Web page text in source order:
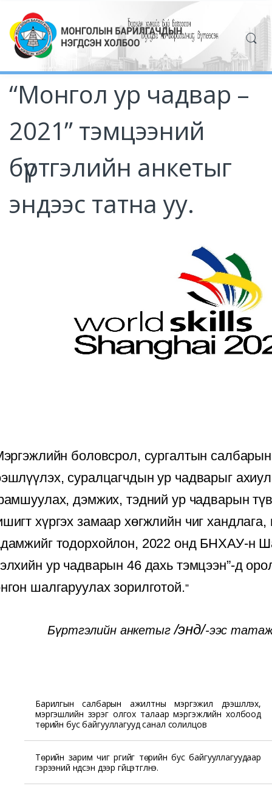
“Монгол ур чадвар –
2021” тэмцээний
бүртгэлийн анкетыг
эндээс татна уу.
боловсрол, сургалтын салбарын
суралцагчдын ур чадварыг
дэмжих, тэдний ур чадварын
хүргэх замаар хөгжлийн чиг
тодорхойлон, 2022 онд БНХАУ-н
ур чадварын 46 дахь тэмцээн”-д
шалгаруулах зорилготой.
Бүртгэлийн анкетыг/энд/-ээс татаж
Барилгын салбарын ажилтны мэргэжил дээшлүүлэх,
мэргэшлийн зэрэг олгох талаар мэргэжлийн холбоод
төрийн бус байгууллагууд санал солилцов
Төрийн зарим чиг үүргийг төрийн бус байгууллагуудаар
гэрээний үндсэн дээр гүйцэтгүүлнэ.